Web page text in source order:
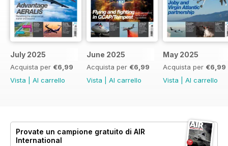
July 2025
Acquista per €6,99
Vista
Al carrello
June 2025
Acquista per €6,99
Vista
Al carrello
May 2025
Acquista per €6,99
Vista
Al carrello
Provate un campione gratuito di AIR
International